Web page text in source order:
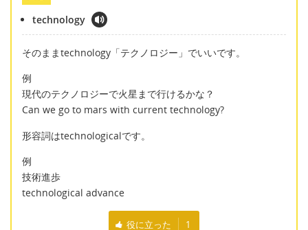
technology
そのままtechnology「テクノロジー」でいいです。
例
現代のテクノロジーで火星まで行けるかな？
Can we go to mars with current technology?
形容詞はtechnologicalです。
例
技術進歩
technological advance
役に立った 1